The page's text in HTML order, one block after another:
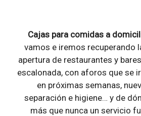
Cajas para comidas a
vamos e iremos recuperando
apertura de restaurantes y
escalonada, con aforos que se
en próximas semanas,
separación e higiene… y de
más que nunca un servicio